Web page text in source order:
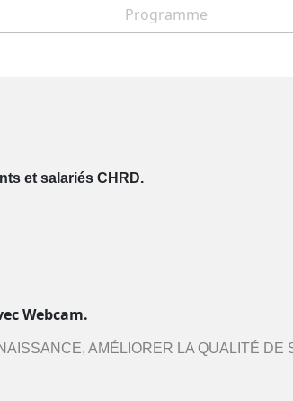
Programme
et salariés CHRD.
Webcam.
AMÉLIORER LA QUALITÉ DE